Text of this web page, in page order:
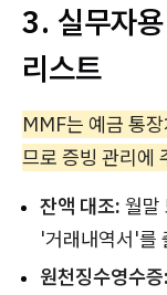
3. 실무자
리스트
MMF는 예금 통
므로 증빙 관리에
잔액 대조: 월말
'거래내역서'를
원천징수영수증: